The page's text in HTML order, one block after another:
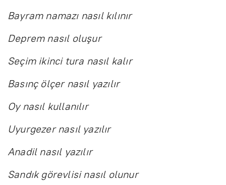
Bayram namazı nasıl kılınır
Deprem nasıl oluşur
Seçim ikinci tura nasıl kalır
Basınç ölçer nasıl yazılır
Oy nasıl kullanılır
Uyurgezer nasıl yazılır
Anadil nasıl yazılır
Sandık görevlisi nasıl olunur